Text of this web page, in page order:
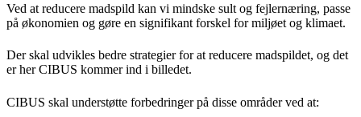
Ved at reducere madspild kan vi mindske sult og fejlernæring, passe
på økonomien og gøre en signifikant forskel for miljøet og klimaet.
Der skal udvikles bedre strategier for at reducere madspildet, og det
er her CIBUS kommer ind i billedet.
CIBUS skal understøtte forbedringer på disse områder ved at: